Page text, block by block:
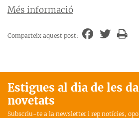
Més informació
Comparteix aquest post:
Estigues al dia de les
novetats
Subscriu-te a la newsletter i rep notícies,